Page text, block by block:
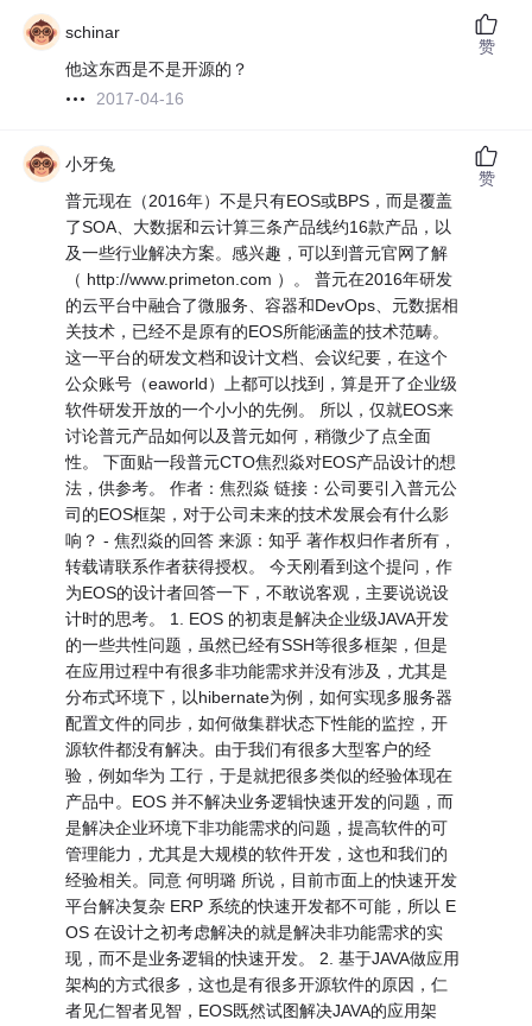
schinar
他这东西是不是开源的？
2017-04-16
赞
小牙兔
普元现在（2016年）不是只有EOS或BPS，而是覆盖
了SOA、大数据和云计算三条产品线约16款产品，以
及一些行业解决方案。感兴趣，可以到普元官网了解
（ http://www.primeton.com ）。 普元在2016年研发
的云平台中融合了微服务、容器和DevOps、元数据相
关技术，已经不是原有的EOS所能涵盖的技术范畴。
这一平台的研发文档和设计文档、会议纪要，在这个
公众账号（eaworld）上都可以找到，算是开了企业级
软件研发开放的一个小小的先例。 所以，仅就EOS来
讨论普元产品如何以及普元如何，稍微少了点全面
性。 下面贴一段普元CTO焦烈焱对EOS产品设计的想
法，供参考。 作者：焦烈焱 链接：公司要引入普元公
司的EOS框架，对于公司未来的技术发展会有什么影
响？ - 焦烈焱的回答 来源：知乎 著作权归作者所有，
转载请联系作者获得授权。 今天刚看到这个提问，作
为EOS的设计者回答一下，不敢说客观，主要说说设
计时的思考。 1. EOS 的初衷是解决企业级JAVA开发
的一些共性问题，虽然已经有SSH等很多框架，但是
在应用过程中有很多非功能需求并没有涉及，尤其是
分布式环境下，以hibernate为例，如何实现多服务器
配置文件的同步，如何做集群状态下性能的监控，开
源软件都没有解决。由于我们有很多大型客户的经
验，例如华为 工行，于是就把很多类似的经验体现在
产品中。EOS 并不解决业务逻辑快速开发的问题，而
是解决企业环境下非功能需求的问题，提高软件的可
管理能力，尤其是大规模的软件开发，这也和我们的
经验相关。同意 何明璐 所说，目前市面上的快速开发
平台解决复杂 ERP 系统的快速开发都不可能，所以 E
OS 在设计之初考虑解决的就是解决非功能需求的实
现，而不是业务逻辑的快速开发。 2. 基于JAVA做应用
架构的方式很多，这也是有很多开源软件的原因，仁
者见仁智者见智，EOS既然试图解决JAVA的应用架
赞